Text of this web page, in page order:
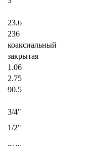
23.6
236
коаксиальный
закрытая
1.06
2.75
90.5
3/4"
1/2"